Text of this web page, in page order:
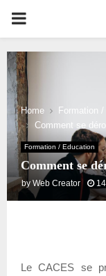
PRIMARY
MENU
Home
Formation
Comment se
Formation / Education
Comment se
by Web Creator
Le CACES se